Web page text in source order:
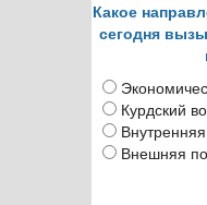
Какое
сегодня
Курдский
Внешняя